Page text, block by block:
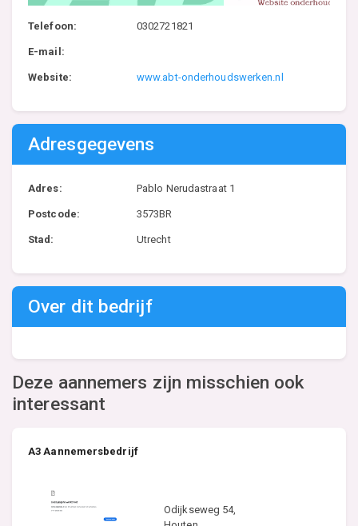
Telefoon: 0302721821
E-mail:
Website: www.abt-onderhoudswerken.nl
Adresgegevens
Adres: Pablo Nerudastraat 1
Postcode: 3573BR
Stad: Utrecht
Over dit bedrijf
Deze aannemers zijn misschien ook
interessant
A3 Aannemersbedrijf
Odijkseweg 54,